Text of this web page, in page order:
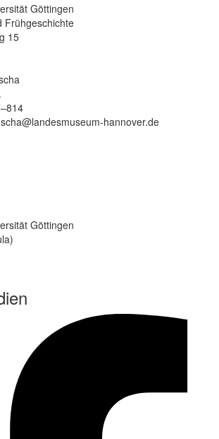
Göttingen
Frühgeschichte
15
hannover.de
Göttingen